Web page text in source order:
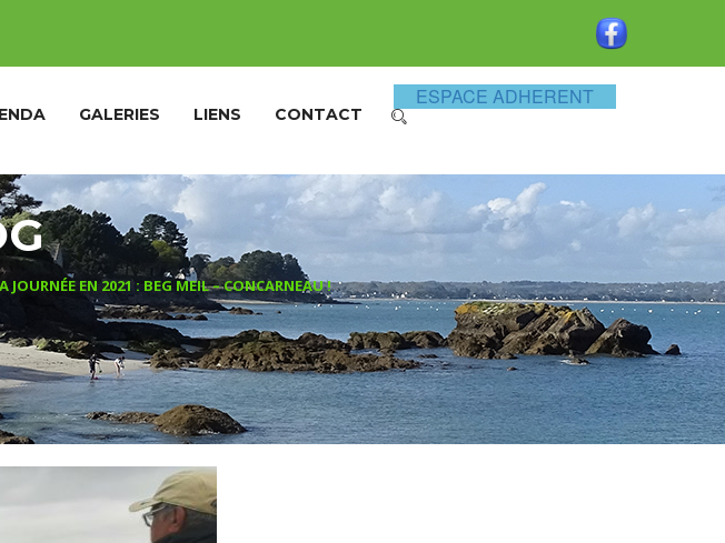
GALERIES LIENS CONTACT
ESPACE ADHERENT
JOURNÉE EN 2021 : BEG MEIL – CONCARNEAU !